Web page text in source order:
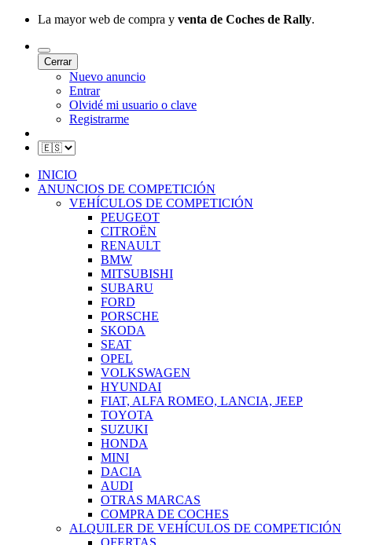
La mayor web de compra y venta de Coches de Rally.
Cerrar
Nuevo anuncio
Entrar
Olvidé mi usuario o clave
Registrarme
INICIO
ANUNCIOS DE COMPETICIÓN
VEHÍCULOS DE COMPETICIÓN
PEUGEOT
CITROËN
RENAULT
BMW
MITSUBISHI
SUBARU
FORD
PORSCHE
SKODA
SEAT
OPEL
VOLKSWAGEN
HYUNDAI
FIAT, ALFA ROMEO, LANCIA, JEEP
TOYOTA
SUZUKI
HONDA
MINI
DACIA
AUDI
OTRAS MARCAS
COMPRA DE COCHES
ALQUILER DE VEHÍCULOS DE COMPETICIÓN
OFERTAS